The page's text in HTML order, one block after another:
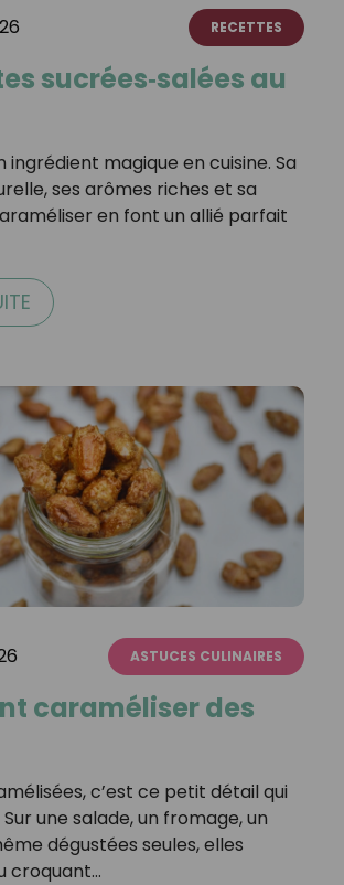
RECETTES
sucrées‑salées au
ingrédient magique en cuisine. Sa
ses arômes riches et sa
en font un allié parfait
ASTUCES CULINAIRES
caraméliser des
c’est ce petit détail qui
une salade, un fromage, un
dégustées seules, elles
croquant…